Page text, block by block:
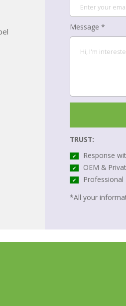
Message *
TRUST:
✔ Response
✔ OEM &
✔
Professional
*All your